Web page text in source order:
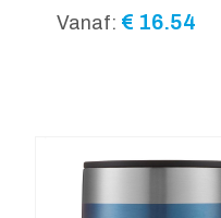
Vanaf: € 16.54